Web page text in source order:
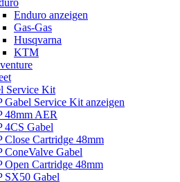
Enduro anzeigen
Gas-Gas
Husqvarna
KTM
Service Kit
Gabel Service Kit anzeigen
48mm AER
4CS Gabel
Close Cartridge 48mm
ConeValve Gabel
Open Cartridge 48mm
SX50 Gabel